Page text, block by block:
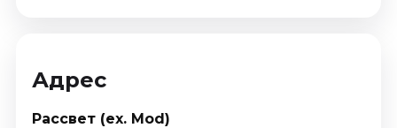
Адрес
Рассвет (ex. Mod)